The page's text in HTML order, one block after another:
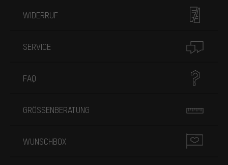
WIDERRUF
SERVICE
FAQ
GRÖSSENBERATUNG
WUNSCHBOX